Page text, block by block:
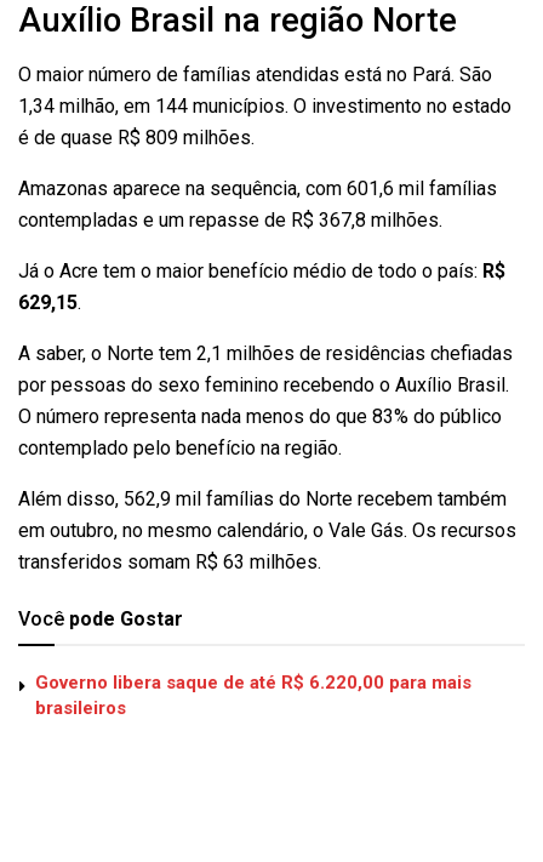
Auxílio Brasil na região Norte
O maior número de famílias atendidas está no Pará. São
1,34 milhão, em 144 municípios. O investimento no estado
é de quase R$ 809 milhões.
Amazonas aparece na sequência, com 601,6 mil famílias
contempladas e um repasse de R$ 367,8 milhões.
Já o Acre tem o maior benefício médio de todo o país: R$
629,15.
A saber, o Norte tem 2,1 milhões de residências chefiadas
por pessoas do sexo feminino recebendo o Auxílio Brasil.
O número representa nada menos do que 83% do público
contemplado pelo benefício na região.
Além disso, 562,9 mil famílias do Norte recebem também
em outubro, no mesmo calendário, o Vale Gás. Os recursos
transferidos somam R$ 63 milhões.
Você pode Gostar
Governo libera saque de até R$ 6.220,00 para mais
brasileiros